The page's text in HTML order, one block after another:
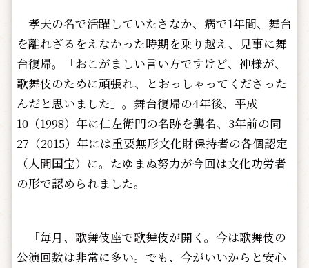
孝夫の名で活躍していたさなか、病で1年間、舞台
を離れざるをえなかった時期を乗り越え、見事に舞
台復帰。「おこがましい言い方ですけど、神様が、
歌舞伎のために頑張れ、とおっしゃってくださった
んだと思いました」。舞台復帰の4年後、平成
10（1998）年に仁左衛門の名跡を襲名、3年前の同
27（2015）年には重要無形文化財保持者の各個認定
（人間国宝）に。たゆまぬ努力が今回は文化功労者
の形で認められました。
「毎月、歌舞伎座で歌舞伎が開く。今は歌舞伎の
公演回数は非常に多い。でも、今がいいからと安心